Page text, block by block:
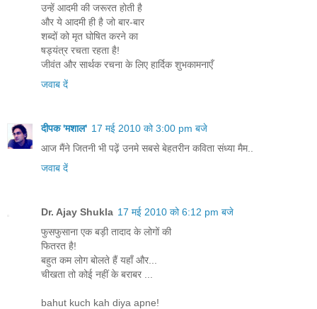
उन्हें आदमी की जरूरत होती है
और ये आदमी ही है जो बार-बार
शब्दों को मृत घोषित करने का
षड्यंत्र रचता रहता है!
जीवंत और सार्थक रचना के लिए हार्दिक शुभकामनाएँ
जवाब दें
दीपक 'मशाल' 17 मई 2010 को 3:00 pm बजे
आज मैंने जितनी भी पढ़ें उनमे सबसे बेहतरीन कविता संध्या मैम..
जवाब दें
Dr. Ajay Shukla 17 मई 2010 को 6:12 pm बजे
फुसफुसाना एक बड़ी तादाद के लोगों की
फितरत है!
बहुत कम लोग बोलते हैं यहाँ और...
चीखता तो कोई नहीं के बराबर ...
bahut kuch kah diya apne!